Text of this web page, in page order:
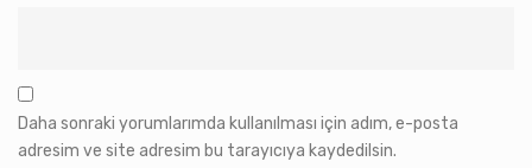
Daha sonraki yorumlarımda kullanılması için adım, e-posta
adresim ve site adresim bu tarayıcıya kaydedilsin.